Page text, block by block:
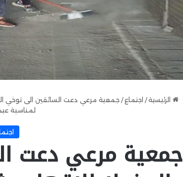
الرئيسية / اجتماع / جمعية مرعي دعت السائقين الى توخي
لمناسبة
جمعية مرعي دعت